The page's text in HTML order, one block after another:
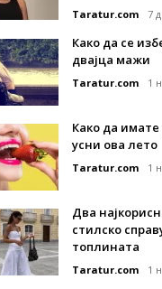
Taratur.com 7
Како да се
двајца мажи
Taratur.com 1
Како да
усни ова лето
Taratur.com 1
Два
стилско
топлината
Taratur.com 1